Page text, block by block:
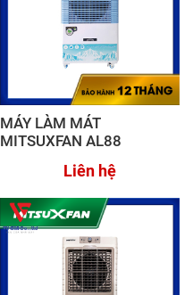
MÁY LÀM MÁT
MITSUXFAN AL88
Liên hệ